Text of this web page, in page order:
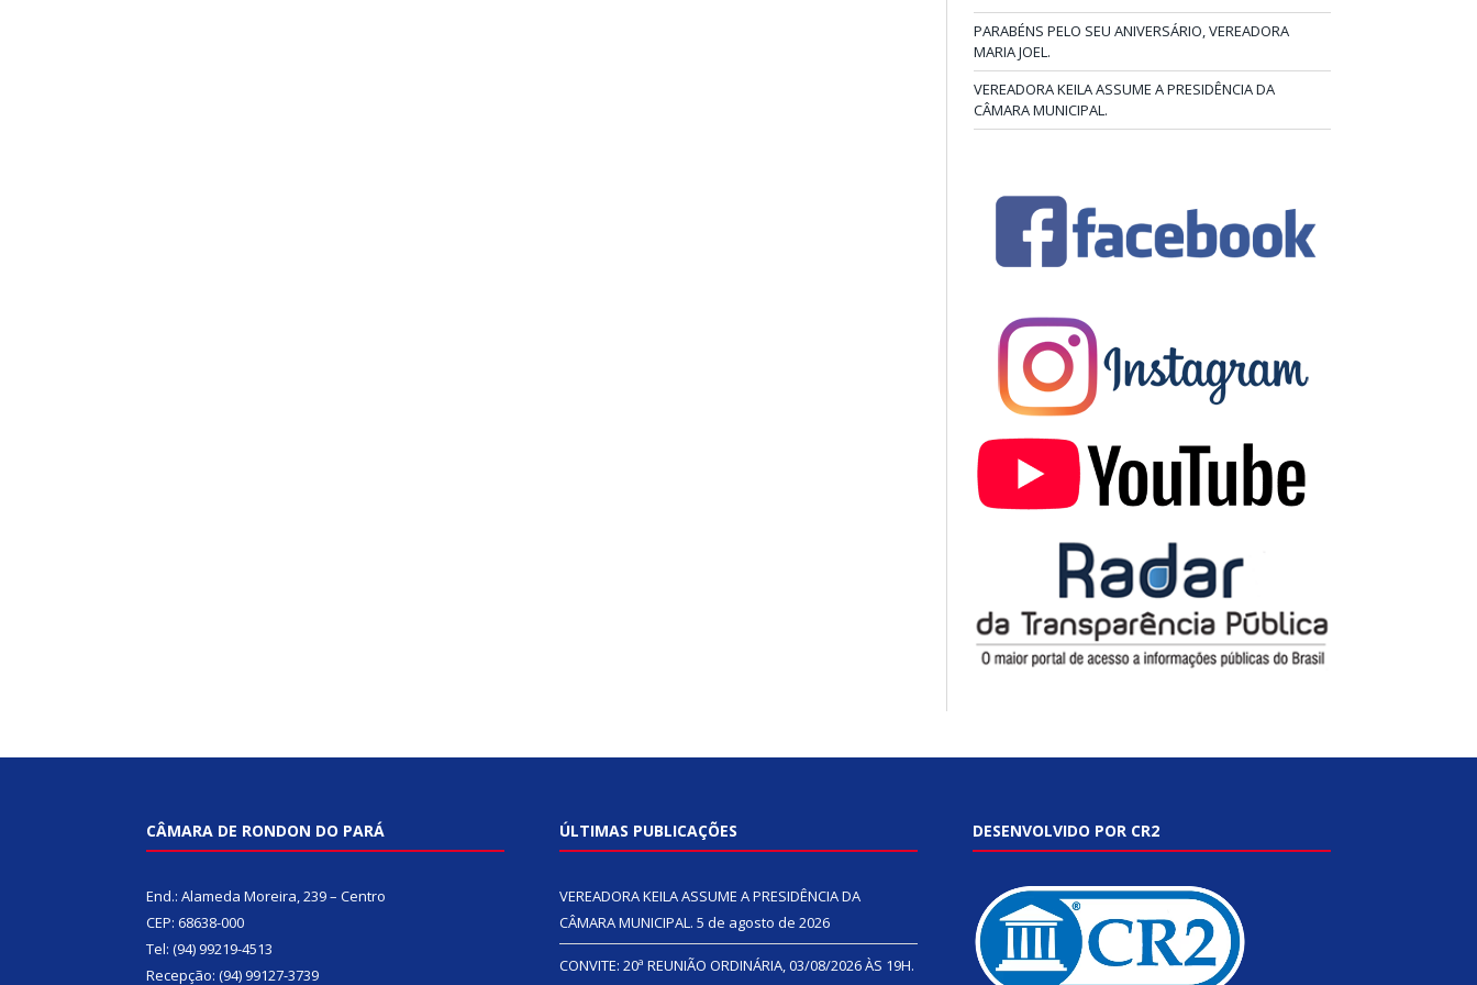
PARABÉNS PELO SEU ANIVERSÁRIO, VEREADORA
MARIA JOEL.
VEREADORA KEILA ASSUME A PRESIDÊNCIA DA
CÂMARA MUNICIPAL.
CÂMARA DE RONDON DO PARÁ
End.: Alameda Moreira, 239 – Centro
CEP: 68638-000
Tel: (94) 99219-4513
Recepção: (94) 99127-3739
ÚLTIMAS PUBLICAÇÕES
VEREADORA KEILA ASSUME A PRESIDÊNCIA DA
CÂMARA MUNICIPAL. 5 de agosto de 2026
CONVITE: 20ª REUNIÃO ORDINÁRIA, 03/08/2026 ÀS 19H.
DESENVOLVIDO POR CR2